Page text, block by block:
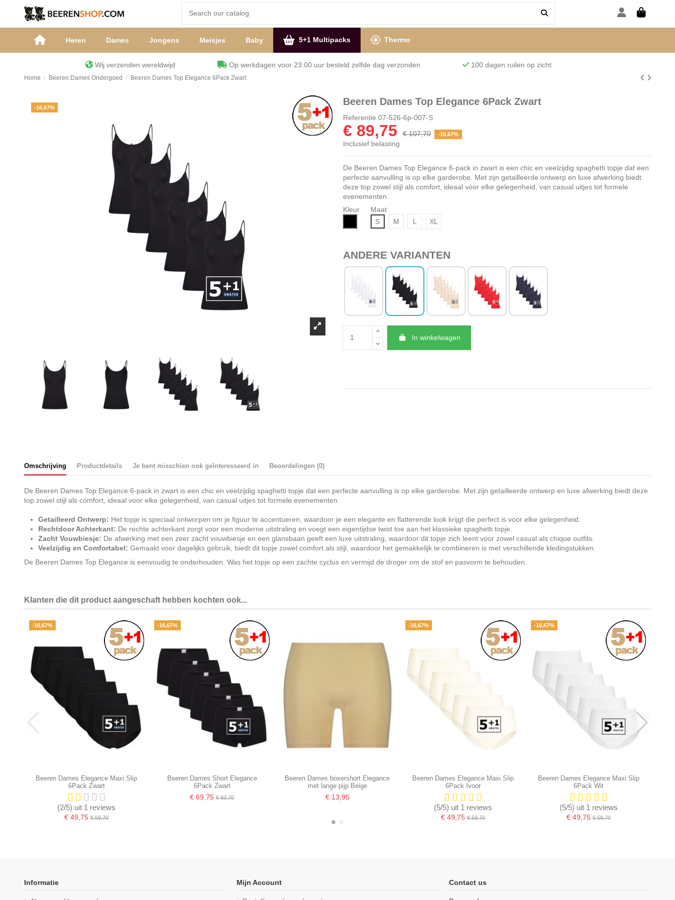
Heren Dames Jongens Meisjes Baby 5+1 Multipacks Thermo
Wij verzenden wereldwijd Op werkdagen voor 23:00 uur besteld zelfde dag verzonden 100 dagen ruilen op zicht
Home Beeren Dames Ondergoed Beeren Dames Top Elegance 6Pack Zwart
-16,67%
Beeren Dames Top Elegance 6Pack Zwart
Referentie 07-526-6p-007-S
€ 89,75 € 107,70 -16,67%
Inclusief belasting
De Beeren Dames Top Elegance 6-pack in zwart is een chic en veelzijdig spaghetti topje dat een
perfecte aanvulling is op elke garderobe. Met zijn getailleerde ontwerp en luxe afwerking biedt
deze top zowel stijl als comfort, ideaal voor elke gelegenheid, van casual uitjes tot formele
evenementen.
Kleur
Maat
S
M L XL
ANDERE VARIANTEN
In winkelwagen
Omschrijving Productdetails Je bent misschien ook geïnteresseerd in Beoordelingen (0)
De Beeren Dames Top Elegance 6-pack in zwart is een chic en veelzijdig spaghetti topje dat een perfecte aanvulling is op elke garderobe. Met zijn getailleerde ontwerp en luxe afwerking biedt deze
top zowel stijl als comfort, ideaal voor elke gelegenheid, van casual uitjes tot formele evenementen.
Getailleerd Ontwerp: Het topje is speciaal ontworpen om je figuur te accentueren, waardoor je een elegante en flatterende look krijgt die perfect is voor elke gelegenheid.
Rechtdoor Achterkant: De rechte achterkant zorgt voor een moderne uitstraling en voegt een eigentijdse twist toe aan het klassieke spaghetti topje.
Zacht Vouwbiesje: De afwerking met een zeer zacht vouwbiesje en een glansbaan geeft een luxe uitstraling, waardoor dit topje zich leent voor zowel casual als chique outfits.
Veelzijdig en Comfortabel: Gemaakt voor dagelijks gebruik, biedt dit topje zowel comfort als stijl, waardoor het gemakkelijk te combineren is met verschillende kledingstukken.
De Beeren Dames Top Elegance is eenvoudig te onderhouden. Was het topje op een zachte cyclus en vermijd de droger om de stof en pasvorm te behouden.
Klanten die dit product aangeschaft hebben kochten ook...
-16,67%
Beeren Dames Elegance Maxi Slip
6Pack Zwart
(2/5) uit 1 reviews
€ 49,75€ 59,70
-16,67%
Beeren Dames Short Elegance
6Pack Zwart
€ 69,75€ 83,70
Beeren Dames boxershort Elegance
met lange pijp Beige
€ 13,95
-16,67%
Beeren Dames Elegance Maxi Slip
6Pack Ivoor
(5/5) uit 1 reviews
€ 49,75 € 59,70
-16,67%
Beeren Dames Elegance Maxi Slip
6Pack Wit
(5/5) uit 1 reviews
€ 49,75 € 59,70
Informatie Mijn Account Contact us